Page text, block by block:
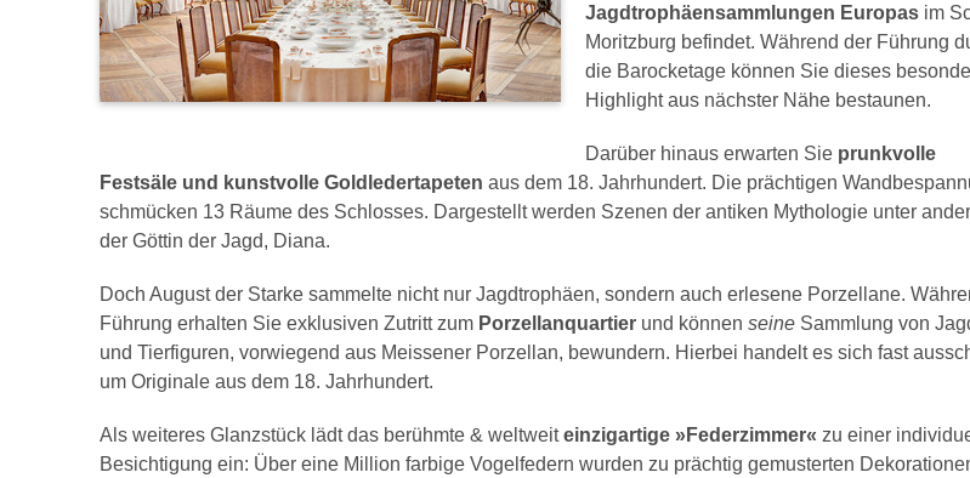
Jagdtrophäensammlungen Europas im
Moritzburg befindet. Während der Führung
die Barocketage können Sie dieses
Highlight aus nächster Nähe bestaunen.
Darüber hinaus erwarten Sie prunkvolle
Festsäle und kunstvolle Goldledertapeten aus dem 18. Jahrhundert. Die prächtigen
schmücken 13 Räume des Schlosses. Dargestellt werden Szenen der antiken Mythologie unter
der Göttin der Jagd, Diana.
Doch August der Starke sammelte nicht nur Jagdtrophäen, sondern auch erlesene Porzellane.
Führung erhalten Sie exklusiven Zutritt zum Porzellanquartier und können seine Sammlung von
und Tierfiguren, vorwiegend aus Meissener Porzellan, bewundern. Hierbei handelt es sich fast
um Originale aus dem 18. Jahrhundert.
Als weiteres Glanzstück lädt das berühmte & weltweiteinzigartige »Federzimmer« zu einer
Besichtigung ein: Über eine Million farbige Vogelfedern wurden zu prächtig gemusterten